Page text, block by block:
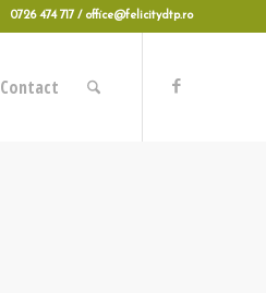
0726 474 717 / office@felicitydtp.ro
Contact